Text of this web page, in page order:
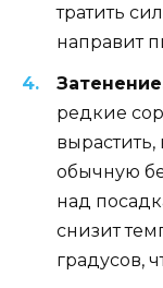
тратить
направит
редкие
обычную
над
снизит
градусов,